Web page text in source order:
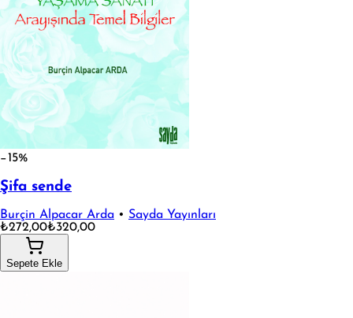
−15%
Şifa sende
Burçin Alpacar Arda • Sayda Yayınları
₺272,00₺320,00
Sepete Ekle